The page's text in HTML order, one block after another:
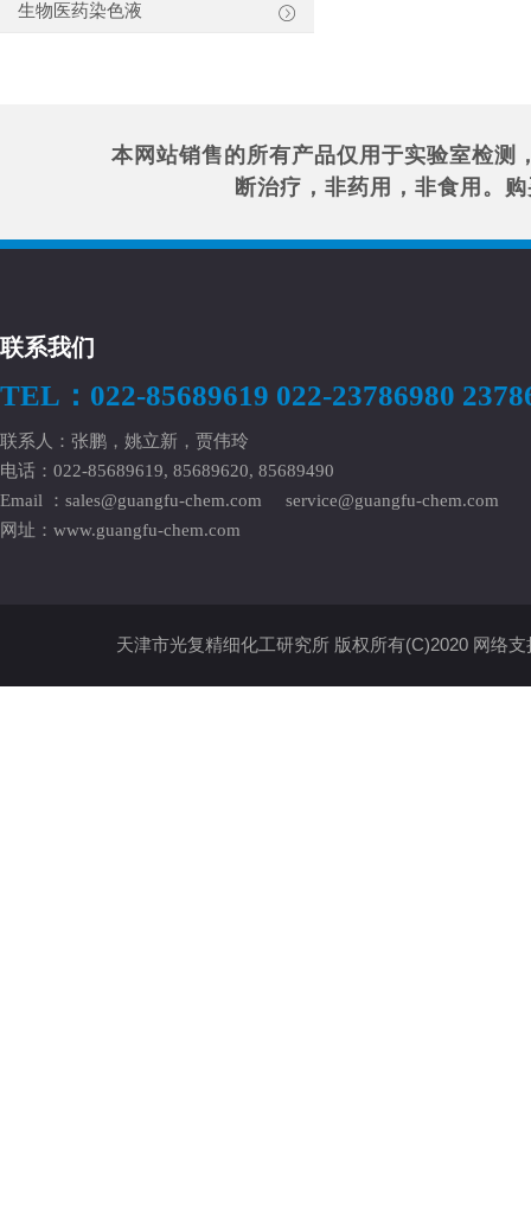
生物医药染色液
本网站销售的所有产品仅用于实验室检测
断治疗，非药用，非食用。
联系我们
TEL：022-85689619 022-23786980
联系人：张鹏，姚立新，贾伟玲
电话：022-85689619, 85689620, 85689490
Email ： sales@guangfu-chem.com
service@guangfu-chem.com
网址： www.guangfu-chem.com
天津市光复精细化工研究所版权所有(C)2020 网络支